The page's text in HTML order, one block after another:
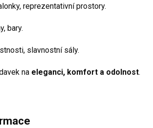
reprezentativní prostory.
bary.
slavnostní sály.
na eleganci, komfort a odolnost.